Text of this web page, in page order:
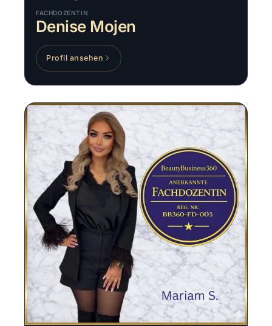
FACHDOZENTIN
Denise Mojen
Profil ansehen